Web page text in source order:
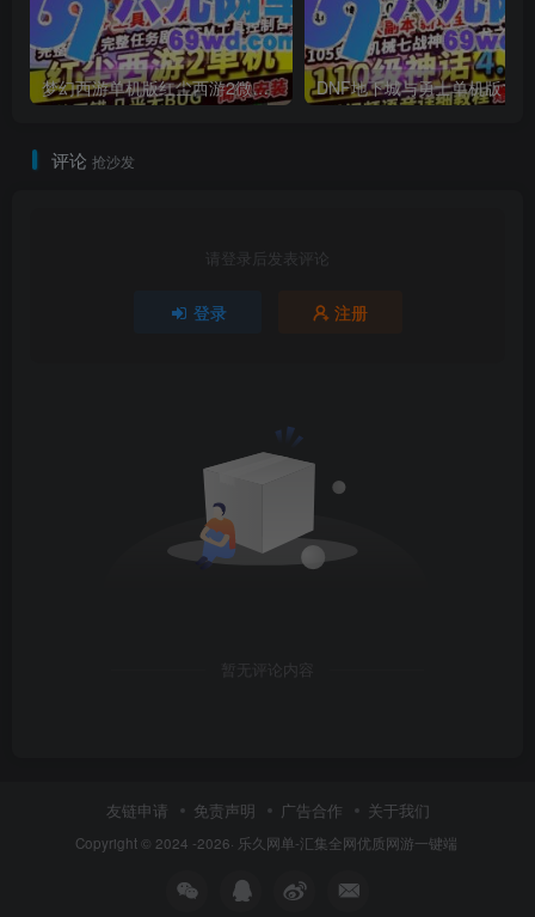
梦幻西游单机版红尘西游2微变独家打造龙魂抽奖令牌四象神兽
评论 抢沙发
请登录后发表评论
登录 注册
暂无评论内容
友链申请 免责声明 广告合作 关于我们
Copyright © 2024 -2026· 乐久网单-汇集全网优质网游一键端